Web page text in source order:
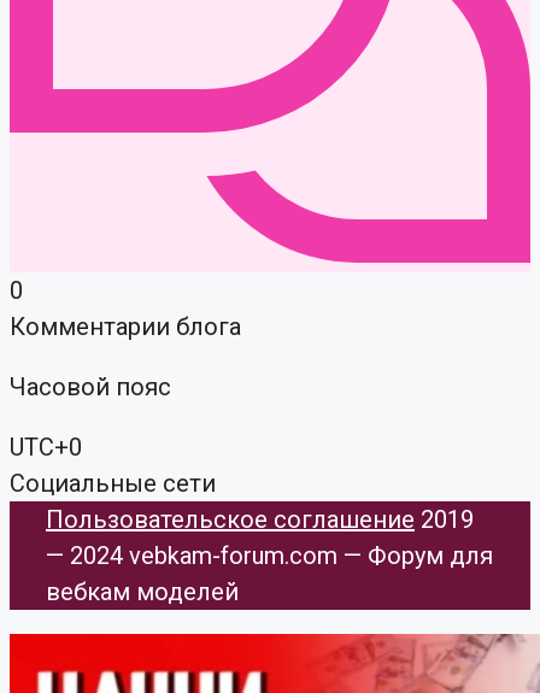
0
Комментарии блога
Часовой пояс
UTC+0
Социальные сети
Пользовательское соглашение ​ 2019
— 2024 vebkam-forum.com — Форум для
вебкам моделей